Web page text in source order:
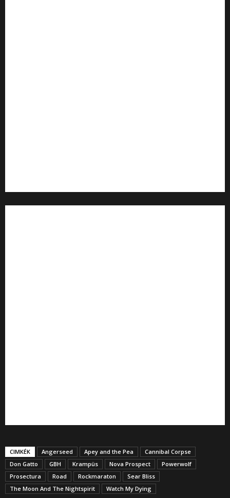
CIMKÉK Angerseed Apey and the Pea
Cannibal Corpse
Don Gatto
GBH Krampüs Nova Prospect
Powerwolf
Prosectura
Road Rockmaraton
Sear Bliss
The Moon And The Nightspirit
Watch My Dying